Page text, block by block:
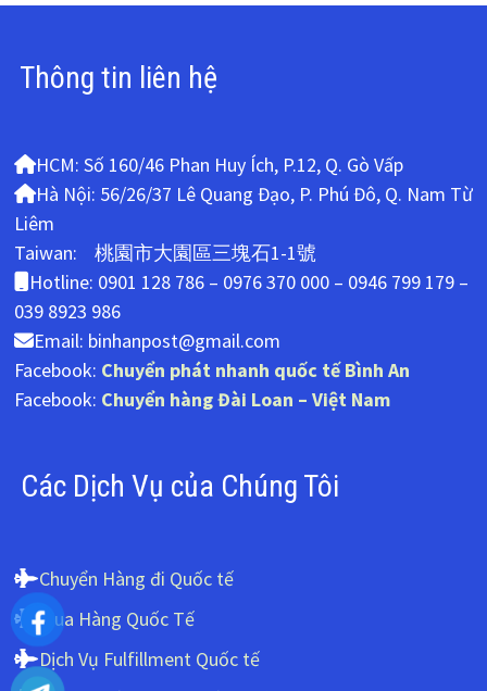
Thông tin liên hệ
HCM: Số 160/46 Phan Huy Ích, P.12, Q. Gò Vấp
Hà Nội: 56/26/37 Lê Quang Đạo, P. Phú Đô, Q. Nam Từ
Liêm
Taiwan: 桃園市大園區三塊石1-1號
Hotline: 0901 128 786 – 0976 370 000 – 0946 799 179 –
039 8923 986
Email: binhanpost@gmail.com
Facebook: Chuyển phát nhanh quốc tế Bình An
Facebook: Chuyển hàng Đài Loan – Việt Nam
Các Dịch Vụ của Chúng Tôi
Chuyển Hàng đi Quốc tế
Mua Hàng Quốc Tế
Dịch Vụ Fulfillment Quốc tế